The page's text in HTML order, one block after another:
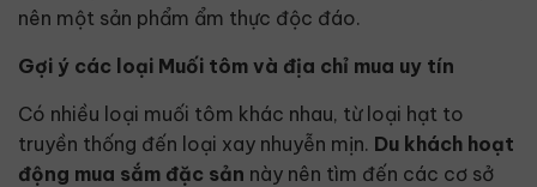
nên một sản phẩm ẩm thực độc đáo.
Gợi ý các loại Muối tôm và địa chỉ mua uy tín
Có nhiều loại muối tôm khác nhau, từ loại hạt to
truyền thống đến loại xay nhuyễn mịn. Du khách hoạt
động mua sắm đặc sản này nên tìm đến các cơ sở